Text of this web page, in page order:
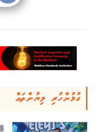
ގުޅުންހުރި ލިޔުންތައް